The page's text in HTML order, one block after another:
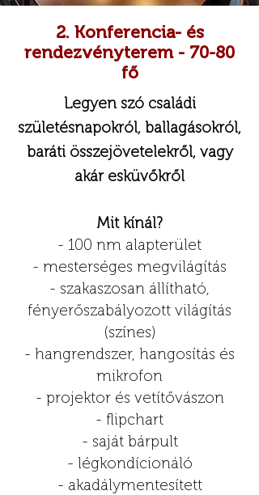
2. Konferencia- és
rendezvényterem - 70-80
fő
Legyen szó családi
születésnapokról, ballagásokról,
baráti összejövetelekről, vagy
akár esküvőkről
Mit kínál?
- 100 nm alapterület
- mesterséges megvilágítás
- szakaszosan állítható,
fényerőszabályozott világítás
(színes)
- hangrendszer, hangosítás és
mikrofon
- projektor és vetítővászon
- flipchart
- saját bárpult
- légkondícionáló
- akadálymentesített